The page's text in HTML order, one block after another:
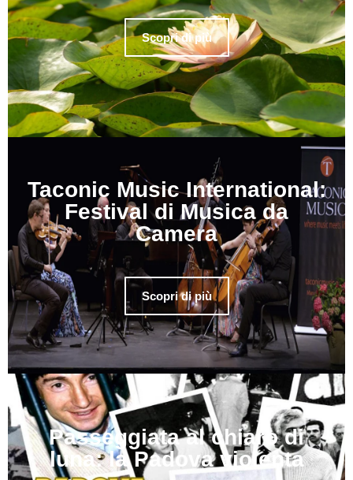
Scopri di più
Taconic Music International:
Festival di Musica da
Camera
Scopri di più
Passeggiata al chiaro di
luna: la Padova violenta